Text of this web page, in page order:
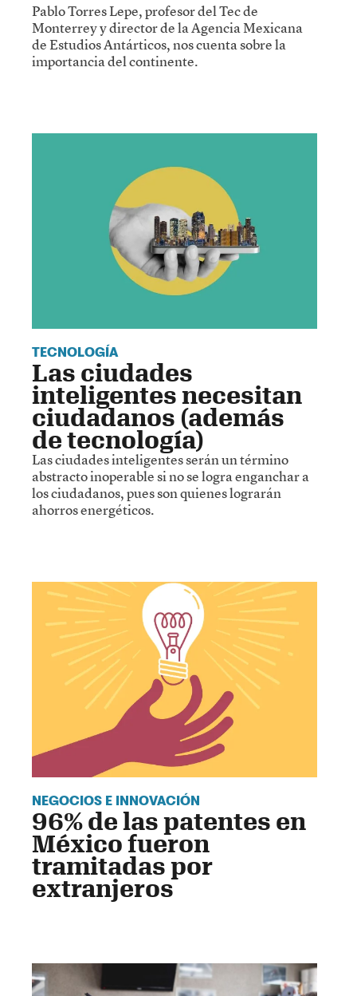
Pablo Torres Lepe, profesor del Tec de
Monterrey y director de la Agencia Mexicana
de Estudios Antárticos, nos cuenta sobre la
importancia del continente.
TECNOLOGÍA
Las ciudades
inteligentes necesitan
ciudadanos (además
de tecnología)
Las ciudades inteligentes serán un término
abstracto inoperable si no se logra enganchar a
los ciudadanos, pues son quienes lograrán
ahorros energéticos.
NEGOCIOS E INNOVACIÓN
96% de las patentes en
México fueron
tramitadas por
extranjeros